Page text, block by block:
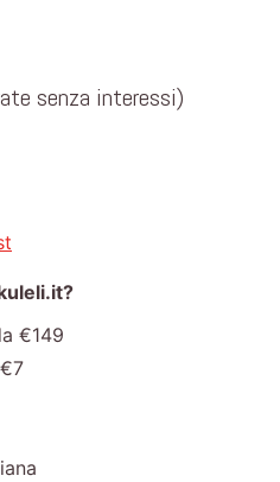
senza interessi)
€149